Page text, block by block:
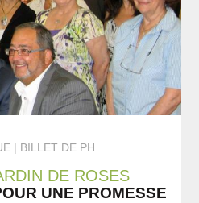
BILLET DE PH
DE ROSES
UNE PROMESSE